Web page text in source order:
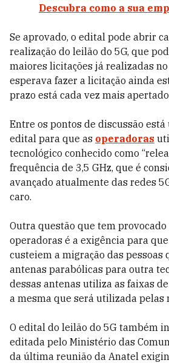
Descubra como a sua
Se aprovado, o edital pode abrir
realização do leilão do 5G, que
maiores licitações já realizadas
esperava fazer a licitação ainda
prazo está cada vez mais
Entre os pontos de discussão
edital para que as operadoras
tecnológico conhecido como
frequência de 3,5 GHz, que é
avançado atualmente das redes
caro.
Outra questão que tem
operadoras é a exigência para
custeiem a migração das pessoas
antenas parabólicas para outra
dessas antenas utiliza as faixas
a mesma que será utilizada pelas
O edital do leilão do 5G também
editada pelo Ministério das
da última reunião da Anatel